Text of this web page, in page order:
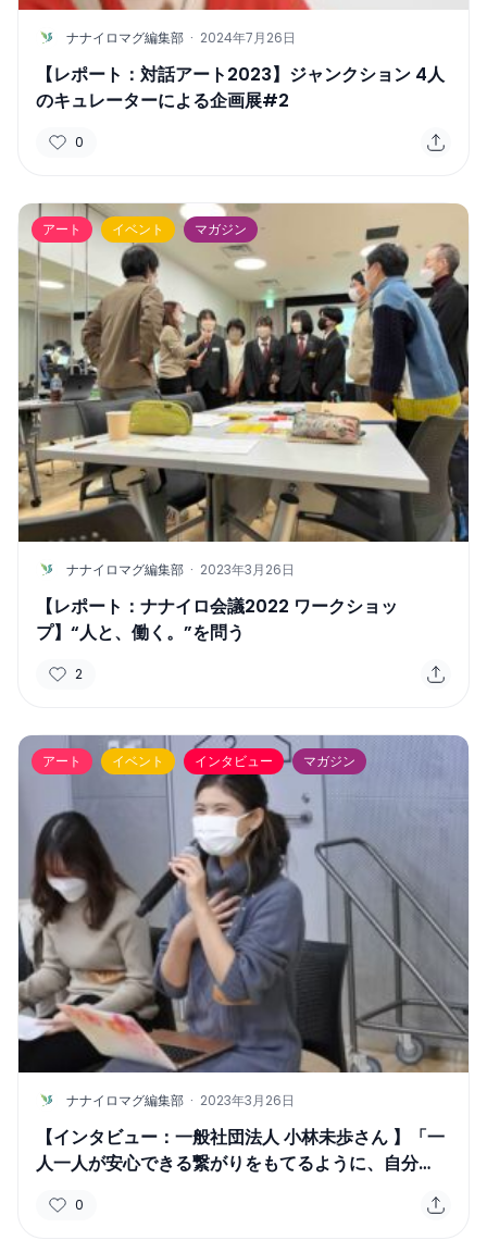
N ナナイロマグ編集部 · 2024年7月26日
【レポート：対話アート2023】ジャンクション 4人
のキュレーターによる企画展#2
0
アート イベント マガジン
N ナナイロマグ編集部 · 2023年3月26日
【レポート：ナナイロ会議2022 ワークショッ
プ】“人と、働く。”を問う
2
アート イベント インタビュー マガジン
N ナナイロマグ編集部 · 2023年3月26日
【インタビュー：一般社団法人 小林未歩さん 】「一
人一人が安心できる繋がりをもてるように、自分
0